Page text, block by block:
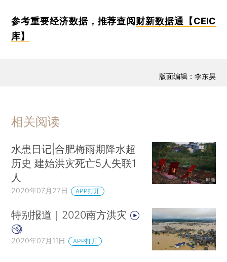
参考重要经济数据，推荐查阅 财新数据通【CEIC
库】
版面编辑：李东昊
相关阅读
水患日记|合肥梅雨期降水超
历史 建始洪灾死亡5人失联1
人
2020年07月27日 APP打开
特别报道｜2020南方洪灾
2020年07月11日 APP打开